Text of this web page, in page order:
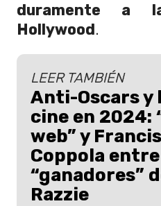
duramente a
Hollywood.
LEER TAMBIÉN
Anti-Oscars y
cine en 2024:
web” y
Coppola
“ganadores”
Razzie